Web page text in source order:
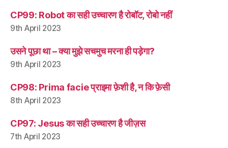
CP99: Robot का सही उच्चारण है रोबॉट, रोबो नहीं
9th April 2023
उसने पूछा था – क्या मुझे सचमुच मरना ही पड़ेगा?
9th April 2023
CP98: Prima facie प्राइमा फ़ेशी है, न कि फ़ेसी
8th April 2023
CP97: Jesus का सही उच्चारण है जीज़स
7th April 2023